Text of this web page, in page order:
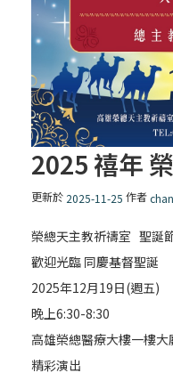
更新於 2025-11-25 作者
榮總天主教祈禱室 聖誕
歡迎光臨 同慶基督聖誕
2025年12月19日(週五)
晚上6:30-8:30
高雄榮總醫療大樓一樓大
精彩演出